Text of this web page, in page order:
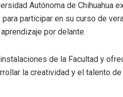
Autónoma de Chihuahua
participar en su curso de
por delante.
de la Facultad y
la creatividad y el talento